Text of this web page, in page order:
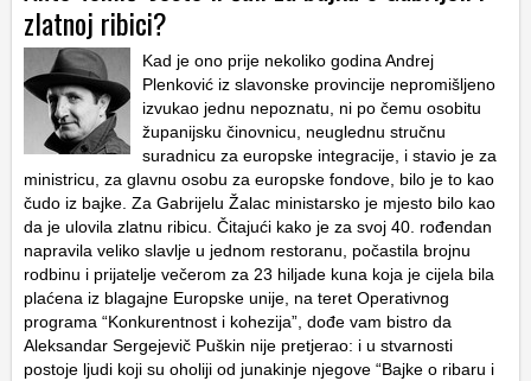
zlatnoj ribici?
Kad je ono prije nekoliko godina Andrej
Plenković iz slavonske provincije nepromišljeno
izvukao jednu nepoznatu, ni po čemu osobitu
županijsku činovnicu, neuglednu stručnu
suradnicu za europske integracije, i stavio je za
ministricu, za glavnu osobu za europske fondove, bilo je to kao
čudo iz bajke. Za Gabrijelu Žalac ministarsko je mjesto bilo kao
da je ulovila zlatnu ribicu. Čitajući kako je za svoj 40. rođendan
napravila veliko slavlje u jednom restoranu, počastila brojnu
rodbinu i prijatelje večerom za 23 hiljade kuna koja je cijela bila
plaćena iz blagajne Europske unije, na teret Operativnog
programa “Konkurentnost i kohezija”, dođe vam bistro da
Aleksandar Sergejevič Puškin nije pretjerao: i u stvarnosti
postoje ljudi koji su oholiji od junakinje njegove “Bajke o ribaru i